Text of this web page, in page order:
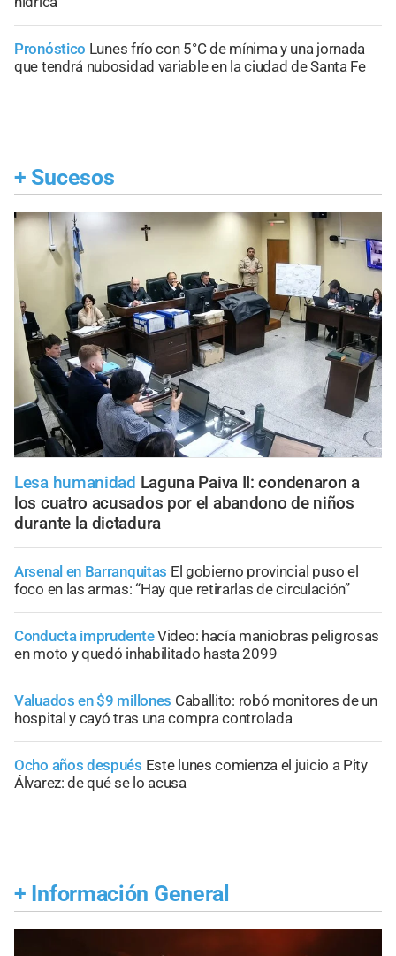
Pronóstico Lunes frío con 5°C de mínima y una jornada
que tendrá nubosidad variable en la ciudad de Santa Fe
+ Sucesos
Lesa humanidad Laguna Paiva II: condenaron a
los cuatro acusados por el abandono de niños
durante la dictadura
Arsenal en Barranquitas El gobierno provincial puso el
foco en las armas: “Hay que retirarlas de circulación”
Conducta imprudenteVideo: hacía maniobras peligrosas
en moto y quedó inhabilitado hasta 2099
Valuados en $9 millones Caballito: robó monitores de un
hospital y cayó tras una compra controlada
Ocho años después Este lunes comienza el juicio a Pity
Álvarez: de qué se lo acusa
+ Información General